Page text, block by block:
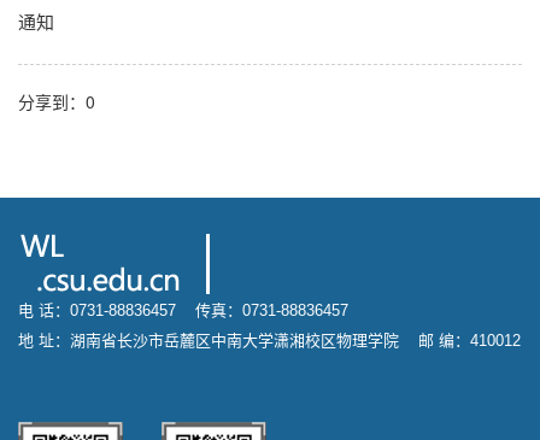
通知
分享到： 0
电 话：0731-88836457 传真：0731-88836457
地 址：湖南省长沙市岳麓区中南大学潇湘校区物理学院 邮 编：410012